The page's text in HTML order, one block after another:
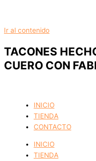
Ir al contenido
TACONES
CUERO CON
INICIO
TIENDA
CONTACTO
INICIO
TIENDA